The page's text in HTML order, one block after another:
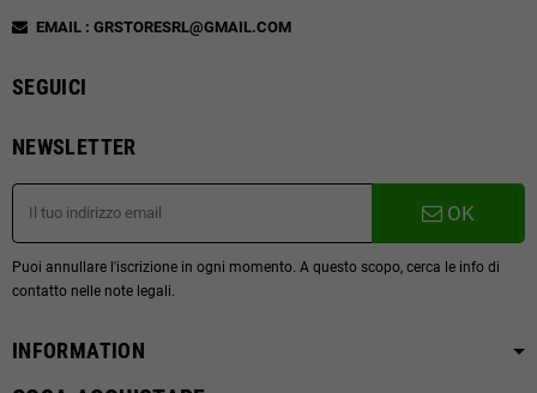
EMAIL : GRSTORESRL@GMAIL.COM
SEGUICI
NEWSLETTER
OK
Puoi annullare l'iscrizione in ogni momento. A questo scopo, cerca le info di
contatto nelle note legali.
INFORMATION